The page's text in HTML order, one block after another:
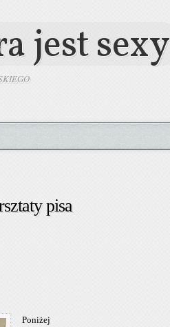
jest sexy
pisa
Poniżej